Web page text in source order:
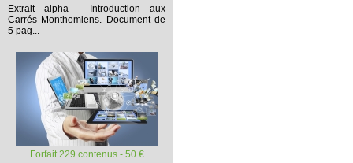
Extrait alpha - Introduction aux
Carrés Monthomiens. Document de
5 pag...
Forfait 229 contenus - 50 €